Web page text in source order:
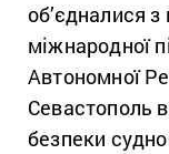
об’єдналися
міжнародної
Автономної
Севастополь
безпеки